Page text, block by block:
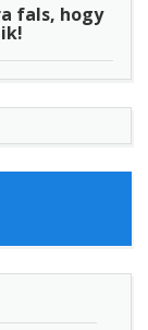
fals, hogy